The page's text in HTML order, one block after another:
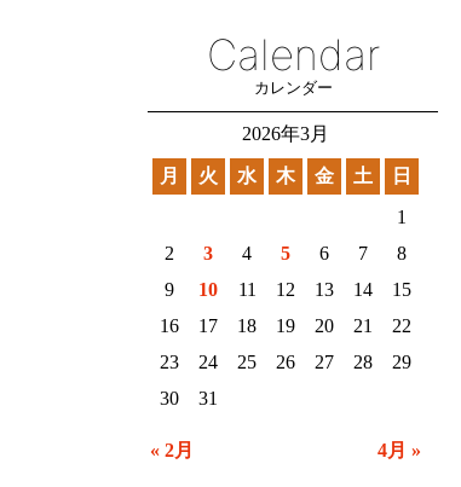
Calendar
カレンダー
2026年3月
月 火 水 木 金 土 日
« 2月 4月 »
1
2
3 4 5 6 7
8
9
10 11 12 13 14
15
16
17 18 19 20 21
22
23
24 25 26 27 28
29
30
31